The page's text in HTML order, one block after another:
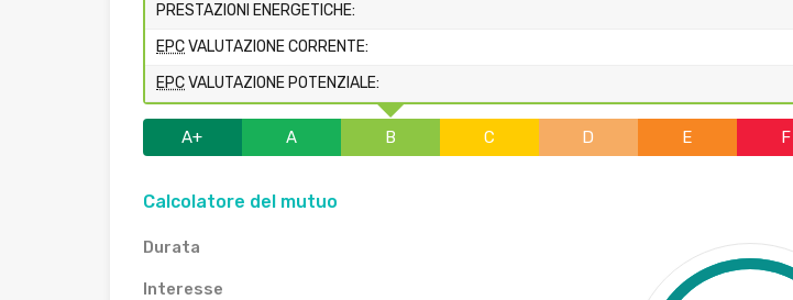
PRESTAZIONI ENERGETICHE:
EPCVALUTAZIONE CORRENTE:
EPCVALUTAZIONE POTENZIALE:
A+ A B C D E F
Calcolatore del mutuo
Durata
Interesse